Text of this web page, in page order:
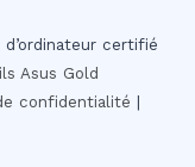
certifié
Asus Gold
confidentialité |